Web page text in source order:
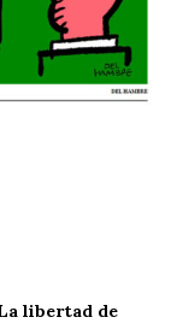
libertad de